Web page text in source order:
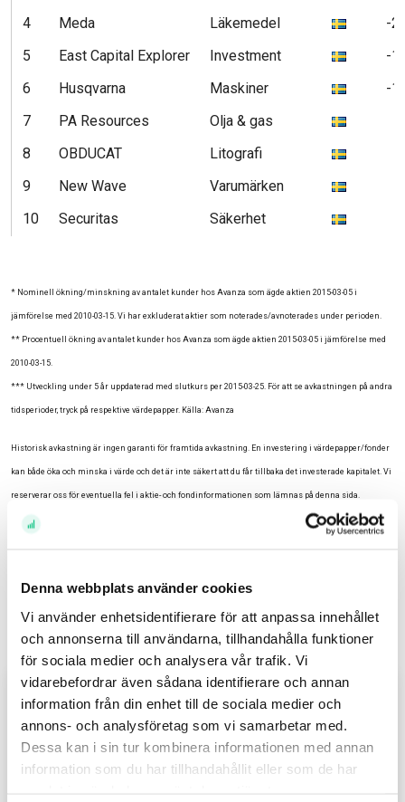
Denna webbplats använder cookies
Vi använder enhetsidentifierare för att anpassa innehållet
och annonserna till användarna, tillhandahålla funktioner
för sociala medier och analysera vår trafik. Vi
vidarebefordrar även sådana identifierare och annan
information från din enhet till de sociala medier och
annons- och analysföretag som vi samarbetar med.
Dessa kan i sin tur kombinera informationen med annan
information som du har tillhandahållit eller som de har
4
Meda Läkemedel
-2
5
East Capital Explorer Investment
-1
6
Husqvarna Maskiner
-1
7
PA Resources Olja & gas
8
OBDUCAT Litografi
9
New Wave Varumärken
10
Securitas Säkerhet
* Nominell ökning/minskning av antalet kunder hos Avanza som ägde aktien 2015-03-05 i
jämförelse med 2010-03-15. Vi har exkluderat aktier som noterades/avnoterades under perioden.
** Procentuell ökning av antalet kunder hos Avanza som ägde aktien 2015-03-05 i jämförelse med
2010-03-15.
*** Utveckling under 5 år uppdaterad med slutkurs per 2015-03-25. För att se avkastningen på andra
tidsperioder, tryck på respektive värdepapper. Källa: Avanza
Historisk avkastning är ingen garanti för framtida avkastning. En investering i värdepapper/fonder
kan både öka och minska i värde och det är inte säkert att du får tillbaka det investerade kapitalet. Vi
reserverar oss för eventuella fel i aktie- och fondinformationen som lämnas på denna sida.
Aktier (488) Listor (195)
Relaterade inlägg
Av Felicia Schön
Juli 2026 – aktierna & fonderna som
köptes (och såldes)